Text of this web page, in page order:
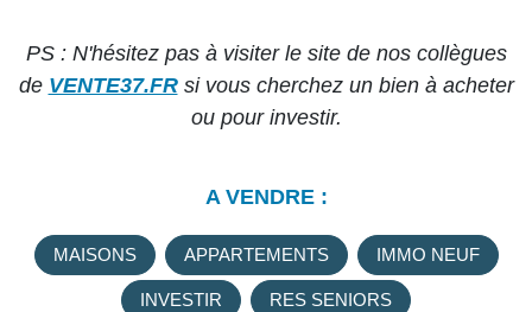
PS : N'hésitez pas à visiter le site de nos collègues
de VENTE37.FRsi vous cherchez un bien à acheter
ou pour investir.
A VENDRE :
MAISONS APPARTEMENTS IMMO NEUF
INVESTIR RES SENIORS